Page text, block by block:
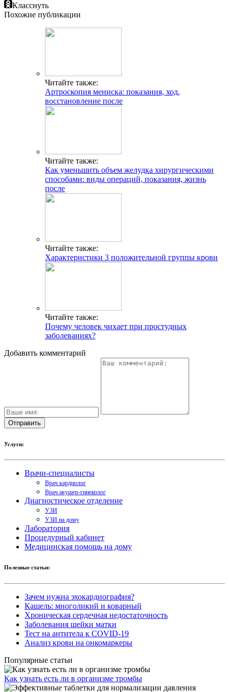
Класснуть
Похожие публикации
Читайте также:
Артроскопия мениска: показания, ход,
восстановление после
Читайте также:
Как уменьшить объем желудка хирургическими
способами: виды операций, показания, жизнь
после
Читайте также:
Характеристики 3 положительной группы крови
Читайте также:
Почему человек чихает при простудных
заболеваниях?
Добавить комментарий
Услуги:
Врачи-специалисты
Врач кардиолог
Врач акушер-гинеколог
Диагностическое отделение
УЗИ
УЗИ на дому
Лаборатория
Процедурный кабинет
Медицинская помощь на дому
Полезные статьи:
Зачем нужна эхокардиография?
Кашель: многоликий и коварный
Хроническая сердечная недостаточность
Заболевания шейки матки
Тест на антитела к COVID-19
Анализ крови на онкомаркеры
Популярные статьи
Как узнать есть ли в организме тромбы